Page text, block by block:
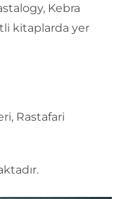
Kebra
kitaplarda yer
Rastafari